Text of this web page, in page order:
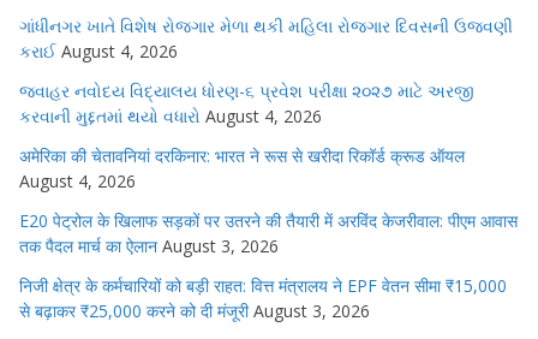
ગાંધીનગર ખાતે વિશેષ રોજગાર મેળા થકી મહિલા રોજગાર દિવસની ઉજવણી
કરાઈ August 4, 2026
જવાહર નવોદય વિદ્યાલય ધોરણ-૬ પ્રવેશ પરીક્ષા ૨૦૨૭ માટે અરજી
કરવાની મુદ્દતમાં થયો વધારો August 4, 2026
अमेरिका की चेतावनियां दरकिनार: भारत ने रूस से खरीदा रिकॉर्ड क्रूड ऑयल
August 4, 2026
E20 पेट्रोल के खिलाफ सड़कों पर उतरने की तैयारी में अरविंद केजरीवाल: पीएम आवास
तक पैदल मार्च का ऐलान August 3, 2026
निजी क्षेत्र के कर्मचारियों को बड़ी राहत: वित्त मंत्रालय ने EPF वेतन सीमा ₹15,000
से बढ़ाकर ₹25,000 करने को दी मंजूरी August 3, 2026